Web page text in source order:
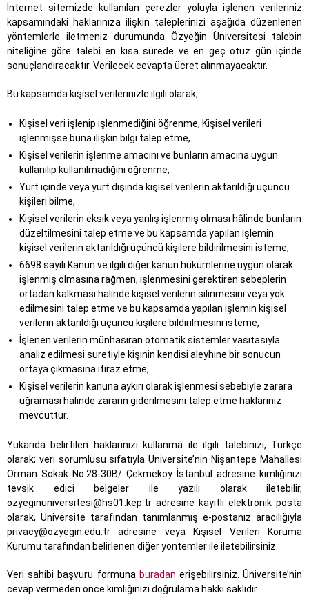
İnternet sitemizde kullanılan çerezler yoluyla işlenen verileriniz
kapsamındaki haklarınıza ilişkin taleplerinizi aşağıda düzenlenen
yöntemlerle iletmeniz durumunda Özyeğin Üniversitesi talebin
niteliğine göre talebi en kısa sürede ve en geç otuz gün içinde
sonuçlandıracaktır. Verilecek cevapta ücret alınmayacaktır.
Bu kapsamda kişisel verilerinizle ilgili olarak;
Kişisel veri işlenip işlenmediğini öğrenme, Kişisel verileri
işlenmişse buna ilişkin bilgi talep etme,
Kişisel verilerin işlenme amacını ve bunların amacına uygun
kullanılıp kullanılmadığını öğrenme,
Yurt içinde veya yurt dışında kişisel verilerin aktarıldığı üçüncü
kişileri bilme,
Kişisel verilerin eksik veya yanlış işlenmiş olması hâlinde bunların
düzeltilmesini talep etme ve bu kapsamda yapılan işlemin
kişisel verilerin aktarıldığı üçüncü kişilere bildirilmesini isteme,
6698 sayılı Kanun ve ilgili diğer kanun hükümlerine uygun olarak
işlenmiş olmasına rağmen, işlenmesini gerektiren sebeplerin
ortadan kalkması halinde kişisel verilerin silinmesini veya yok
edilmesini talep etme ve bu kapsamda yapılan işlemin kişisel
verilerin aktarıldığı üçüncü kişilere bildirilmesini isteme,
İşlenen verilerin münhasıran otomatik sistemler vasıtasıyla
analiz edilmesi suretiyle kişinin kendisi aleyhine bir sonucun
ortaya çıkmasına itiraz etme,
Kişisel verilerin kanuna aykırı olarak işlenmesi sebebiyle zarara
uğraması halinde zararın giderilmesini talep etme haklarınız
mevcuttur.
Yukarıda belirtilen haklarınızı kullanma ile ilgili talebinizi, Türkçe
olarak; veri sorumlusu sıfatıyla Üniversite’nin Nişantepe Mahallesi
Orman Sokak No:28-30B/ Çekmeköy İstanbul adresine kimliğinizi
tevsik edici belgeler ile yazılı olarak iletebilir,
ozyeginuniversitesi@hs01.kep.tr adresine kayıtlı elektronik posta
olarak, Üniversite tarafından tanımlanmış e-postanız aracılığıyla
privacy@ozyegin.edu.tr adresine veya Kişisel Verileri Koruma
Kurumu tarafından belirlenen diğer yöntemler ile iletebilirsiniz.
Veri sahibi başvuru formuna buradan erişebilirsiniz. Üniversite’nin
cevap vermeden önce kimliğinizi doğrulama hakkı saklıdır.